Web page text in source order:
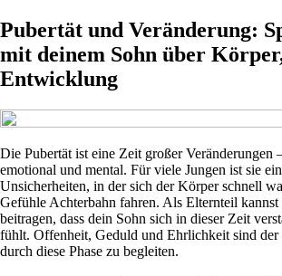
Pubertät und Veränderung:
mit deinem Sohn über
Entwicklung
Die Pubertät ist eine Zeit großer Veränderungen
emotional und mental. Für viele Jungen ist sie
Unsicherheiten, in der sich der Körper schnell
Gefühle Achterbahn fahren. Als Elternteil kannst
beitragen, dass dein Sohn sich in dieser Zeit
fühlt. Offenheit, Geduld und Ehrlichkeit sind der
durch diese Phase zu begleiten.